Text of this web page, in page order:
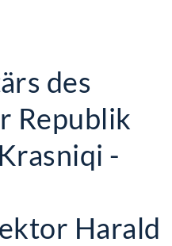
des
Republik
-
Harald